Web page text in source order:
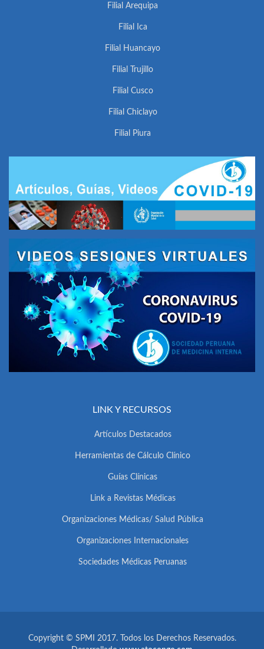
Filial Arequipa
Filial Ica
Filial Huancayo
Filial Trujillo
Filial Cusco
Filial Chiclayo
Filial Piura
LINK Y RECURSOS
Artículos Destacados
Herramientas de Cálculo Clínico
Guías Clínicas
Link a Revistas Médicas
Organizaciones Médicas/ Salud Pública
Organizaciones Internacionales
Sociedades Médicas Peruanas
Copyright © SPMI 2017. Todos los Derechos Reservados.